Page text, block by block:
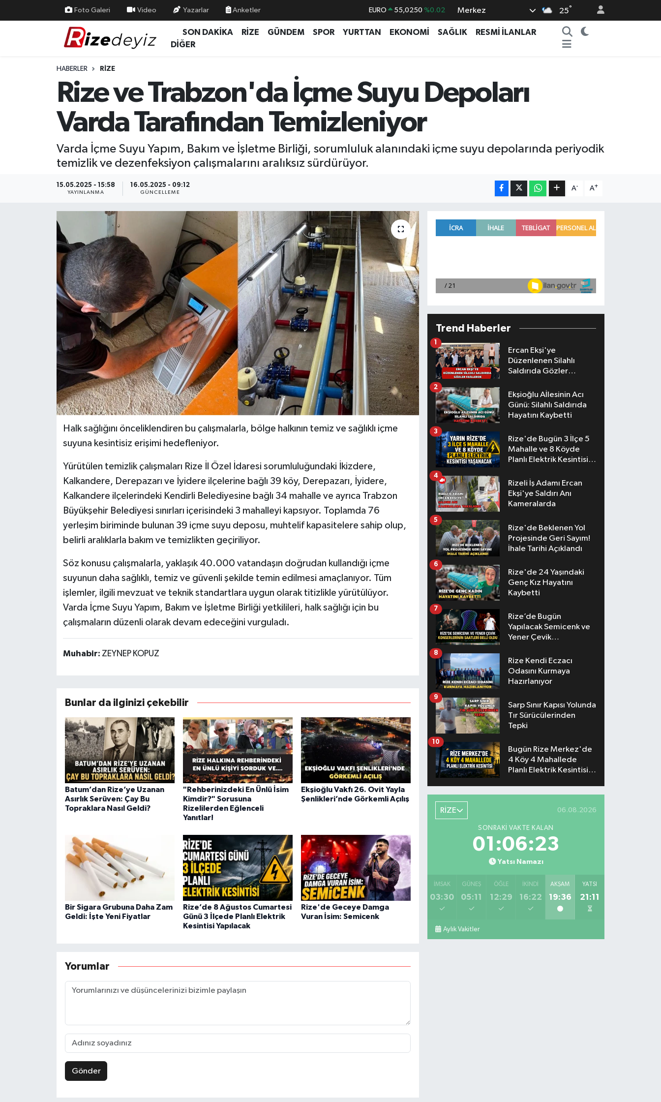
Foto Galeri Video Yazarlar Anketler EURO 55,0250 %0.02
STERLİN 64,2398 %0.2
BITCOIN %0.16
DOLAR 47,6006 %0.06
Merkez 25°
SON DAKİKA RİZE GÜNDEM SPOR YURTTAN EKONOMİ SAĞLIK
RESMİ İLANLAR
DİĞER
HABERLER RIZE
Rize ve Trabzon'da İçme Suyu Depoları
Varda Tarafından Temizleniyor
Varda İçme Suyu Yapım, Bakım ve İşletme Birliği, sorumluluk alanındaki içme suyu depolarında periyodik
temizlik ve dezenfeksiyon çalışmalarını aralıksız sürdürüyor.
15.05.2025 - 15:58
YAYINLANMA
16.05.2025 - 09:12
GÜNCELLEME
A- A+
Halk sağlığını önceliklendiren bu çalışmalarla, bölge halkının temiz ve sağlıklı içme
suyuna kesintisiz erişimi hedefleniyor.
Yürütülen temizlik çalışmaları Rize İl Özel İdaresi sorumluluğundaki İkizdere,
Kalkandere, Derepazarı ve İyidere ilçelerine bağlı 39 köy, Derepazarı, İyidere,
Kalkandere ilçelerindeki Kendirli Belediyesine bağlı 34 mahalle ve ayrıca Trabzon
Büyükşehir Belediyesi sınırları içerisindeki 3 mahalleyi kapsıyor. Toplamda 76
yerleşim biriminde bulunan 39 içme suyu deposu, muhtelif kapasitelere sahip olup,
belirli aralıklarla bakım ve temizlikten geçiriliyor.
Söz konusu çalışmalarla, yaklaşık 40.000 vatandaşın doğrudan kullandığı içme
suyunun daha sağlıklı, temiz ve güvenli şekilde temin edilmesi amaçlanıyor. Tüm
işlemler, ilgili mevzuat ve teknik standartlara uygun olarak titizlikle yürütülüyor.
Varda İçme Suyu Yapım, Bakım ve İşletme Birliği yetkilileri, halk sağlığı için bu
çalışmaların düzenli olarak devam edeceğini vurguladı.
Muhabir: ZEYNEP KOPUZ
Bunlar da ilginizi çekebilir
Batum’dan Rize’ye Uzanan
Asırlık Serüven: Çay Bu
Topraklara Nasıl Geldi?
"Rehberinizdeki En Ünlü İsim
Kimdir?" Sorusuna
Rizelilerden Eğlenceli
Yanıtlar!
Ekşioğlu Vakfı 26. Ovit Yayla
Şenlikleri’nde Görkemli Açılış
Bir Sigara Grubuna Daha Zam
Geldi: İşte Yeni Fiyatlar
Rize’de 8 Ağustos Cumartesi
Günü 3 İlçede Planlı Elektrik
Kesintisi Yapılacak
Rize'de Geceye Damga
Vuran İsim: Semicenk
Yorumlar
Gönder
Trend Haberler
Ercan Ekşi'ye
Düzenlenen Silahlı
Saldırıda Gözler
1
Ekşioğlu Aİlesinin Acı
Günü: Silahlı Saldırıda
Hayatını Kaybetti
2
Rize'de Bugün 3 İlçe 5
Mahalle ve 8 Köyde
Planlı Elektrik Kesintisi
3
Rizeli İş Adamı Ercan
Ekşi'ye Saldırı Anı
Kameralarda
4
Rize'de Beklenen Yol
Projesinde Geri Sayım!
İhale Tarihi Açıklandı
5
Rize'de 24 Yaşındaki
Genç Kız Hayatını
Kaybetti
6
Rize’de Bugün
Yapılacak Semicenk ve
Yener Çevik
Belli Oldu
7
Rize Kendi Eczacı
Odasını Kurmaya
Hazırlanıyor
8
Sarp Sınır Kapısı Yolunda
Tır Sürücülerinden
Tepki
9
Bugün Rize Merkez'de
4 Köy 4 Mahallede
Planlı Elektrik Kesintisi
10
RİZE 06.08.2026
SONRAKI VAKTE KALAN
01:06:22
Yatsı Namazı
İMSAK
03:30
GÜNEŞ
05:11
ÖĞLE
12:29
İKINDI
16:22
AKŞAM
19:36
YATSI
21:11
Aylık Vakitler
Yurttan Haberler
Ekonomi
Rize Nöbetçi Eczaneler
Rize Trafik Yoğunluk Haritası
Süper Lig Puan Durumu ve Fikstür
Son Dakika Haberleri
Haber Arşivi